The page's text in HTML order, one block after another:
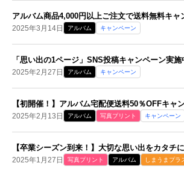
アルバム商品4,000円以上ご注文で送料無料キャ
2025年3月14日 アルバム キャンペーン
「思い出の1ページ」SNS投稿キャンペーン実施
2025年2月27日 アルバム キャンペーン
【初開催！】アルバム宅配便送料50％OFFキャ
2025年2月13日 アルバム 写真プリント キャンペーン
【卒業シーズン到来！】大切な思い出をカタチ
2025年1月27日 写真プリント アルバム しまうまプラ